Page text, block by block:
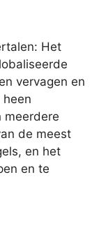
Het
vervagen en
meerdere
de meest
en het
en te